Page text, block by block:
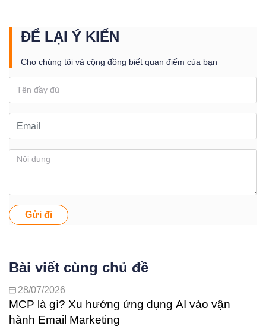
ĐỂ LẠI Ý KIẾN
Cho chúng tôi và cộng đồng biết quan điểm của bạn
Gửi đi
Bài viết cùng chủ đề
28/07/2026
MCP là gì? Xu hướng ứng dụng AI vào vận
hành Email Marketing